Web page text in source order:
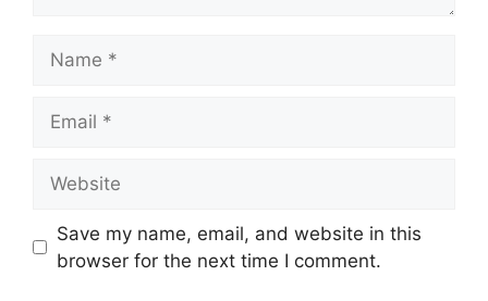
Save my name, email, and website in this
browser for the next time I comment.